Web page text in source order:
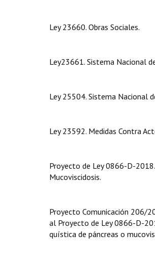
Ley 23660. Obras Sociales.
Ley23661. Sistema Nacional
Ley 25504. Sistema Nacional
Ley 23592. Medidas Contra
Proyecto de Ley 0866-D-
Mucoviscidosis.
Proyecto Comunicación 206/
al Proyecto de Ley 0866-D-
quística de páncreas o